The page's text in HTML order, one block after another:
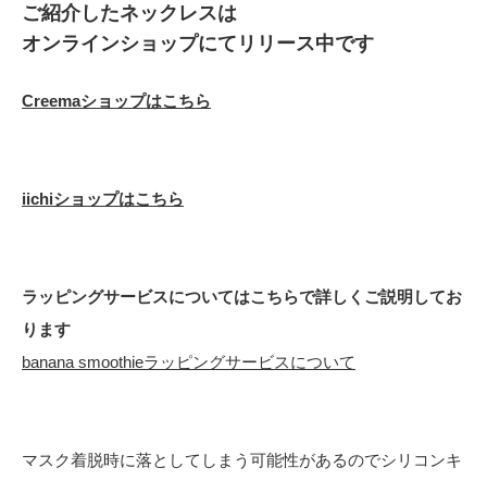
ご紹介したネックレスは
オンラインショップにてリリース中です
Creemaショップはこちら
iichiショップはこちら
ラッピングサービスについてはこちらで詳しくご説明してお
ります
banana smoothieラッピングサービスについて
マスク着脱時に落としてしまう可能性があるのでシリコンキ